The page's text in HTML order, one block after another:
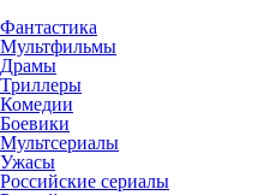
Фантастика
Мультфильмы
Драмы
Триллеры
Комедии
Боевики
Мультсериалы
Ужасы
Российские сериалы